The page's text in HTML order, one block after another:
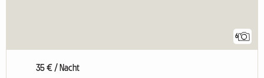
6
35 € / Nacht